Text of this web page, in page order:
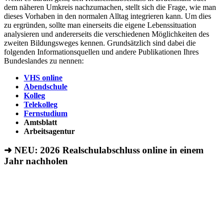
dem näheren Umkreis nachzumachen, stellt sich die Frage, wie man
dieses Vorhaben in den normalen Alltag integrieren kann. Um dies
zu ergründen, sollte man einerseits die eigene Lebenssituation
analysieren und andererseits die verschiedenen Möglichkeiten des
zweiten Bildungsweges kennen. Grundsätzlich sind dabei die
folgenden Informationsquellen und andere Publikationen Ihres
Bundeslandes zu nennen:
VHS online
Abendschule
Kolleg
Telekolleg
Fernstudium
Amtsblatt
Arbeitsagentur
➜ NEU: 2026 Realschulabschluss online in einem
Jahr nachholen